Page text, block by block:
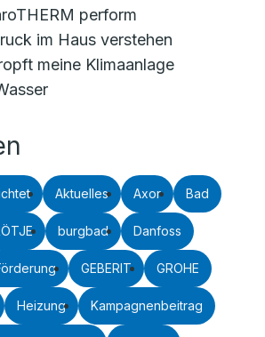
perform
im Haus verstehen
meine Klimaanlage
Aktuelles Axor Bad
burgbad Danfoss
GEBERIT GROHE
Heizung Kampagnenbeitrag